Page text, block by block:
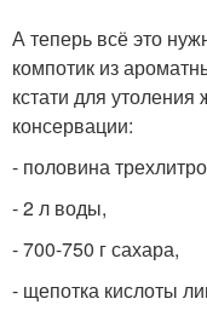
А теперь всё это
компотик из
кстати для
консервации:
- половина
- 2 л воды,
- 700-750 г сахара,
- щепотка кислоты